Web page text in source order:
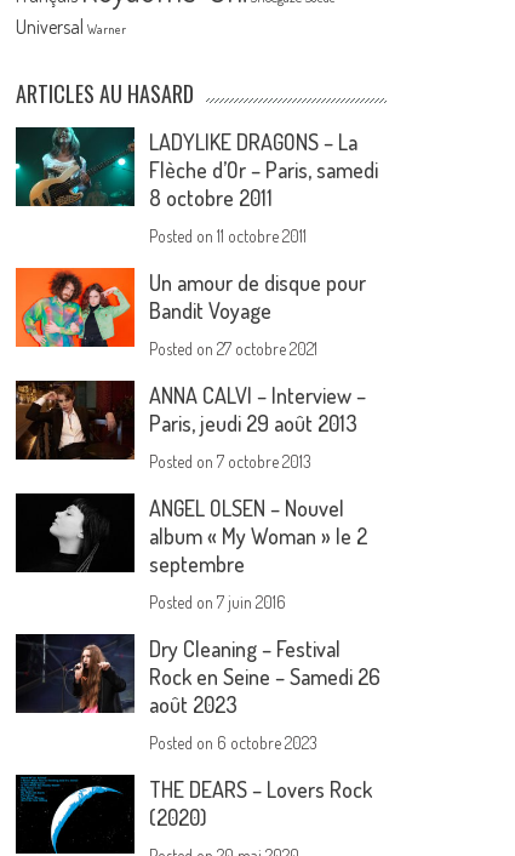
Universal Warner
ARTICLES AU HASARD
LADYLIKE DRAGONS – La
Flèche d’Or – Paris, samedi
8 octobre 2011
Posted on11 octobre 2011
Un amour de disque pour
Bandit Voyage
Posted on27 octobre 2021
ANNA CALVI – Interview –
Paris, jeudi 29 août 2013
Posted on7 octobre 2013
ANGEL OLSEN – Nouvel
album « My Woman » le 2
septembre
Posted on7 juin 2016
Dry Cleaning – Festival
Rock en Seine – Samedi 26
août 2023
Posted on 6 octobre 2023
THE DEARS – Lovers Rock
(2020)